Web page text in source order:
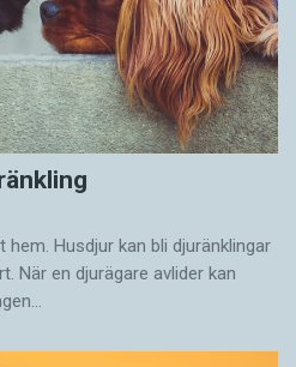
hem. Husdjur kan bli djuränklingar
När en djurägare avlider kan